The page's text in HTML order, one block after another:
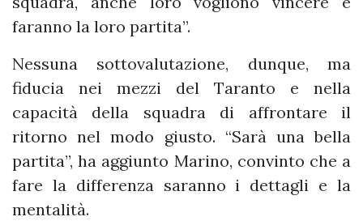
faranno la loro partita”.
Nessuna sottovalutazione, dunque, ma
fiducia nei mezzi del Taranto e nella
capacità della squadra di affrontare il
ritorno nel modo giusto. “Sarà una bella
partita”, ha aggiunto Marino, convinto che a
fare la differenza saranno i dettagli e la
mentalità.